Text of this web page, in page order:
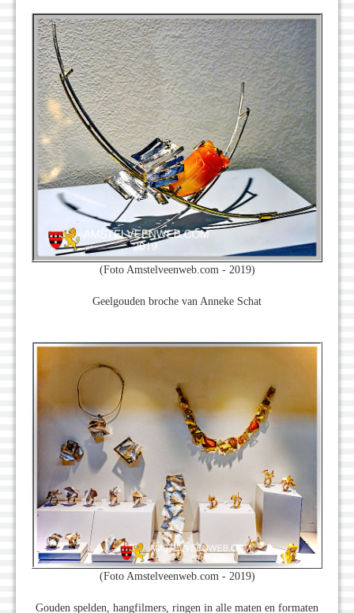
(Foto Amstelveenweb.com - 2019)
Geelgouden broche van Anneke Schat
(Foto Amstelveenweb.com - 2019)
Gouden spelden, hangfilmers, ringen in alle maten en formaten